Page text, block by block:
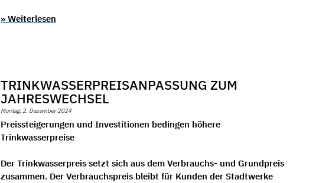
» Weiterlesen
TRINKWASSERPREISANPASSUNG ZUM
JAHRESWECHSEL
Montag, 2. Dezember 2024
Preissteigerungen und Investitionen bedingen höhere
Trinkwasserpreise
Der Trinkwasserpreis setzt sich aus dem Verbrauchs- und Grundpreis
zusammen. Der Verbrauchspreis bleibt für Kunden der Stadtwerke